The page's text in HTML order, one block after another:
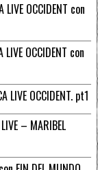
LIVE OCCIDENT con
LIVE OCCIDENT con
LIVE OCCIDENT. pt1
– MARIBEL